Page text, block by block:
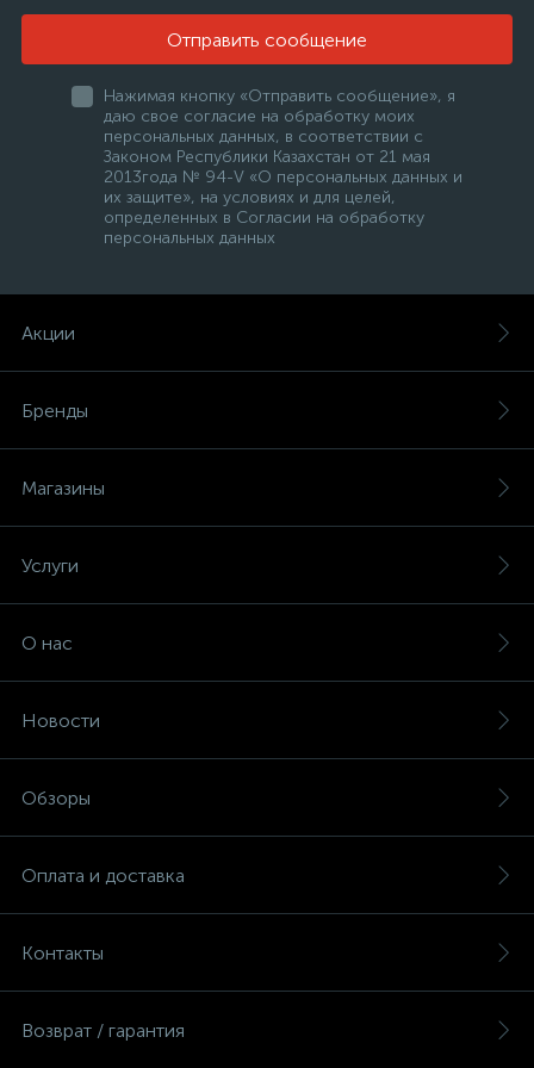
Отправить сообщение
Нажимая кнопку «Отправить сообщение», я
даю свое согласие на обработку моих
персональных данных, в соответствии с
Законом Республики Казахстан от 21 мая
2013года № 94-V «О персональных данных и
их защите», на условиях и для целей,
определенных в Согласии на обработку
персональных данных
Акции
Бренды
Магазины
Услуги
О нас
Новости
Обзоры
Оплата и доставка
Контакты
Возврат / гарантия